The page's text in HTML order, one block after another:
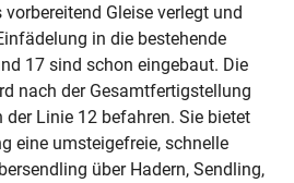
Gleise verlegt und
in die bestehende
17 sind schon eingebaut. Die
nach der Gesamtfertigstellung
der Linie 12 befahren. Sie bietet
eine umsteigefreie, schnelle
über Hadern, Sendling,